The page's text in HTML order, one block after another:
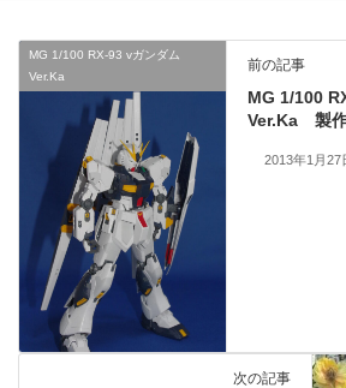
MG 1/100 RX-93 vガンダム
Ver.Ka
前の記事
MG 1/100
Ver.Ka 製
2013年1月27
次の記事